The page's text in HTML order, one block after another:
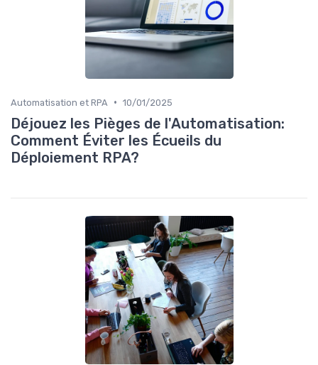
Automatisation et RPA • 10/01/2025
Déjouez les Pièges de l'Automatisation:
Comment Éviter les Écueils du
Déploiement RPA?